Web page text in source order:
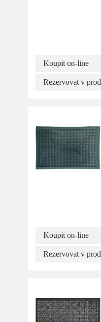
Koupit on-line
Rezervovat v
Koupit on-line
Rezervovat v